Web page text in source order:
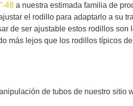
48 a nuestra estimada familia de
el rodillo para adaptarlo a su
de ser ajustable estos rodillos son
más lejos que los rodillos típicos
de tubos de nuestro sitio